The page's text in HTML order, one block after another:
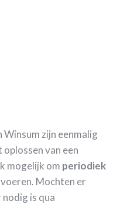
Winsum zijn eenmalig
van een
mogelijk om periodiek
Mochten er
is qua